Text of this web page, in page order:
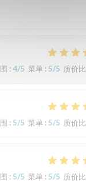
: 4/5 菜单 : 5/5 质价比
: 5/5 菜单 : 5/5 质价比
: 5/5 菜单 : 5/5 质价比